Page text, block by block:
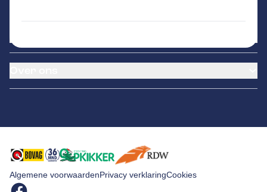
Airco service
Banden service
Klantenkaart
Schade en reparatie
Algemene voorwaardenPrivacy verklaringCookies